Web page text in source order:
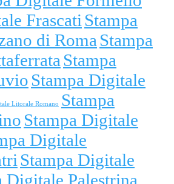
Frascati Stampa
di Roma Stampa
Stampa
Stampa Digitale
Litorale Romano
Stampa
Stampa Digitale
Digitale
Stampa Digitale
Digitale Palestrina